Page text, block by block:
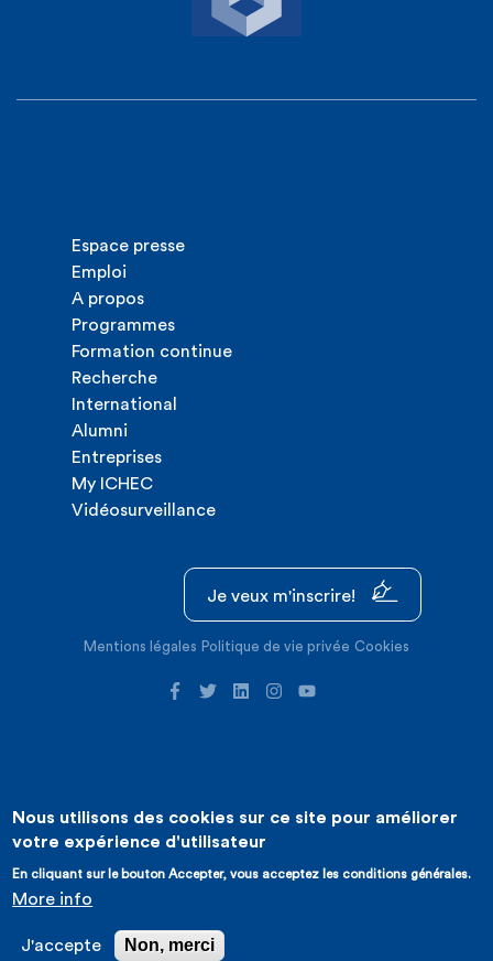
Espace presse
Emploi
A propos
Programmes
Formation continue
Recherche
International
Alumni
Entreprises
My ICHEC
Vidéosurveillance
Je veux m'inscrire!
Mentions légales Politique de vie privée Cookies
©2026 ICHEC |Création de site internet : Expansion
Nous utilisons des cookies sur ce site pour améliorer
votre expérience d'utilisateur
En cliquant sur le bouton Accepter, vous acceptez les conditions générales.
More info
J'accepte Non, merci